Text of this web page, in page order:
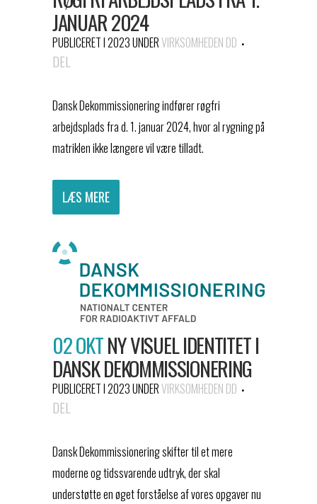
JANUAR 2024
PUBLICERET I 2023UNDERVIRKSOMHEDEN DD
DEL
Dansk Dekommissionering indfører røgfri
arbejdsplads fra d. 1. januar 2024, hvor al rygning på
matriklen ikke længere vil være tilladt.
LÆS MERE
02 OKTNY VISUEL IDENTITET I
DANSK DEKOMMISSIONERING
PUBLICERET I 2023UNDERVIRKSOMHEDEN DD
DEL
Dansk Dekommissionering skifter til et mere
moderne og tidssvarende udtryk, der skal
understøtte en øget forståelse af vores opgaver nu